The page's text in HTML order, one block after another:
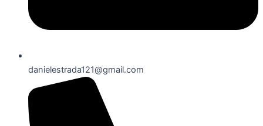
danielestrada121@gmail.com